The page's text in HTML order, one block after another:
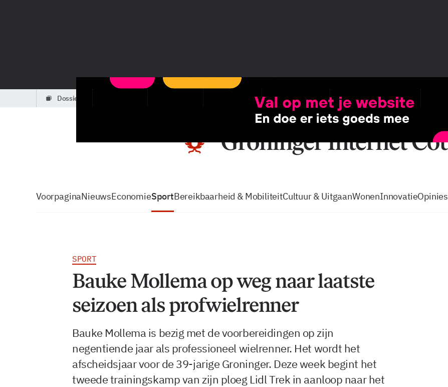
dossiers zo volg je de GIC
VoorpaginaNieuwsEconomieSportBereikbaarheid & MobiliteitCultuur & UitgaanWonenInnovatieOpinies
SPORT
Bauke Mollema op weg naar laatste
seizoen als profwielrenner
Bauke Mollema is bezig met de voorbereidingen op zijn
negentiende jaar als professioneel wielrenner. Het wordt het
afscheidsjaar voor de 39-jarige Groninger. Deze week begint het
tweede trainingskamp van zijn ploeg Lidl Trek in aanloop naar het